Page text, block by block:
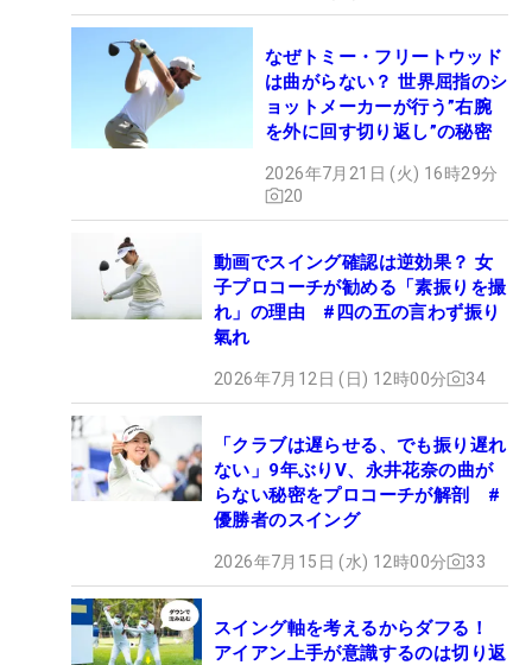
なぜトミー・フリートウッド
は曲がらない？ 世界屈指のシ
ョットメーカーが行う”右腕
を外に回す切り返し”の秘密
2026年7月21日 (火) 16時29分
20
動画でスイング確認は逆効果？ 女
子プロコーチが勧める「素振りを撮
れ」の理由 #四の五の言わず振り
氣れ
2026年7月12日 (日) 12時00分 34
「クラブは遅らせる、でも振り遅れ
ない」9年ぶりV、永井花奈の曲が
らない秘密をプロコーチが解剖 #
優勝者のスイング
2026年7月15日 (水) 12時00分 33
スイング軸を考えるからダフる！
アイアン上手が意識するのは切り返